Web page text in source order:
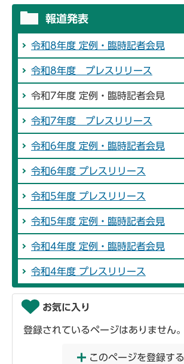
報道発表
令和8年度 定例・臨時記者会見
令和8年度 プレスリリース
令和7年度 定例・臨時記者会見
令和7年度 プレスリリース
令和6年度 定例・臨時記者会見
令和6年度 プレスリリース
令和5年度 プレスリリース
令和5年度 定例・臨時記者会見
令和4年度 定例・臨時記者会見
令和4年度 プレスリリース
お気に入り
登録されているページはありません。
このページを登録する